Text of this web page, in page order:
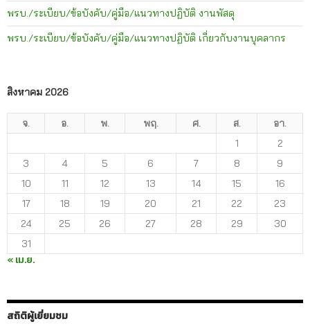
พรบ./ระเบียบ/ข้อบังคับ/คู่มือ/แนวทางปฏิบัติ งานพัสดุ
พรบ./ระเบียบ/ข้อบังคับ/คู่มือ/แนวทางปฏิบัติ เกี่ยวกับงานบุคลากร
สิงหาคม 2026
จ. อ. พ. พฤ. ศ. ส.
อา.
1
2
3
4 5 6 7 8
9
10
11 12 13 14 15
16
17
18 19 20 21 22
23
24
25 26 27 28 29
30
31
« เม.ย.
สถิติผู้เยี่ยมชม